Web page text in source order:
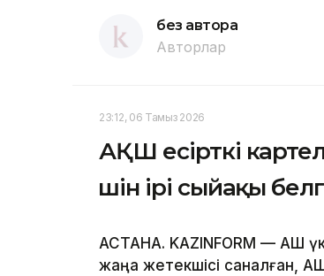
без автора
Авторлар
23:12, 06 Тамыз 2026
АҚШ есірткі
үшін ірі сыйақы
АСТАНА. KAZINFORM — АҚШ
жаңа жетекшісі саналған,